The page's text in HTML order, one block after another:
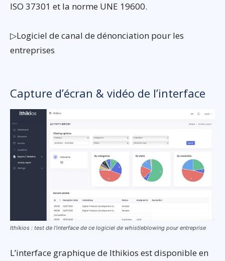
ISO 37301 et la norme UNE 19600.
▷Logiciel de canal de dénonciation pour les
entreprises
Capture d’écran & vidéo de l’interface
Ithikios : test de l’interface de ce logiciel de whistleblowing pour entreprise
L’interface graphique de Ithikios est disponible en